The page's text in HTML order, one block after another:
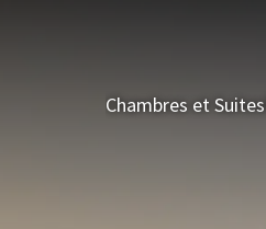
Chambres et Suites